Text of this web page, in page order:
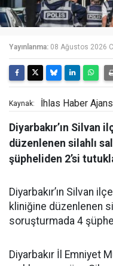
Yayınlanma: 08 Ağustos 2026
Kaynak: İhlas Haber
Diyarbakır’ın
düzenlenen silahlı
şüpheliden 2’si
Diyarbakır’ın Silvan
kliniğine düzenlenen
soruşturmada 4
Diyarbakır İl Emniyet